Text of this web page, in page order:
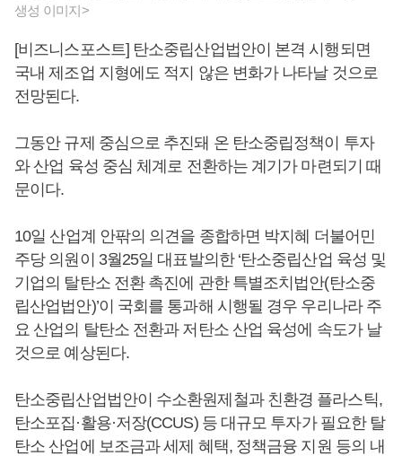
생성 이미지>
[비즈니스포스트] 탄소중립산업법안이 본격 시행되면
국내 제조업 지형에도 적지 않은 변화가 나타날 것으로
전망된다.
그동안 규제 중심으로 추진돼 온 탄소중립정책이 투자
와 산업 육성 중심 체계로 전환하는 계기가 마련되기 때
문이다.
10일 산업계 안팎의 의견을 종합하면 박지혜 더불어민
주당 의원이 3월25일 대표발의한 ‘탄소중립산업 육성 및
기업의 탈탄소 전환 촉진에 관한 특별조치법안(탄소중
립산업법안)’이 국회를 통과해 시행될 경우 우리나라 주
요 산업의 탈탄소 전환과 저탄소 산업 육성에 속도가 날
것으로 예상된다.
탄소중립산업법안이 수소환원제철과 친환경 플라스틱,
탄소포집·활용·저장(CCUS) 등 대규모 투자가 필요한 탈
탄소 산업에 보조금과 세제 혜택, 정책금융 지원 등의 내